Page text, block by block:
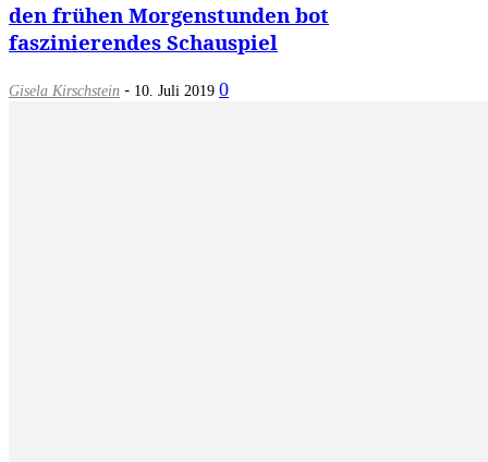
den frühen Morgenstunden bot
faszinierendes Schauspiel
Gisela Kirschstein - 10. Juli 2019 0